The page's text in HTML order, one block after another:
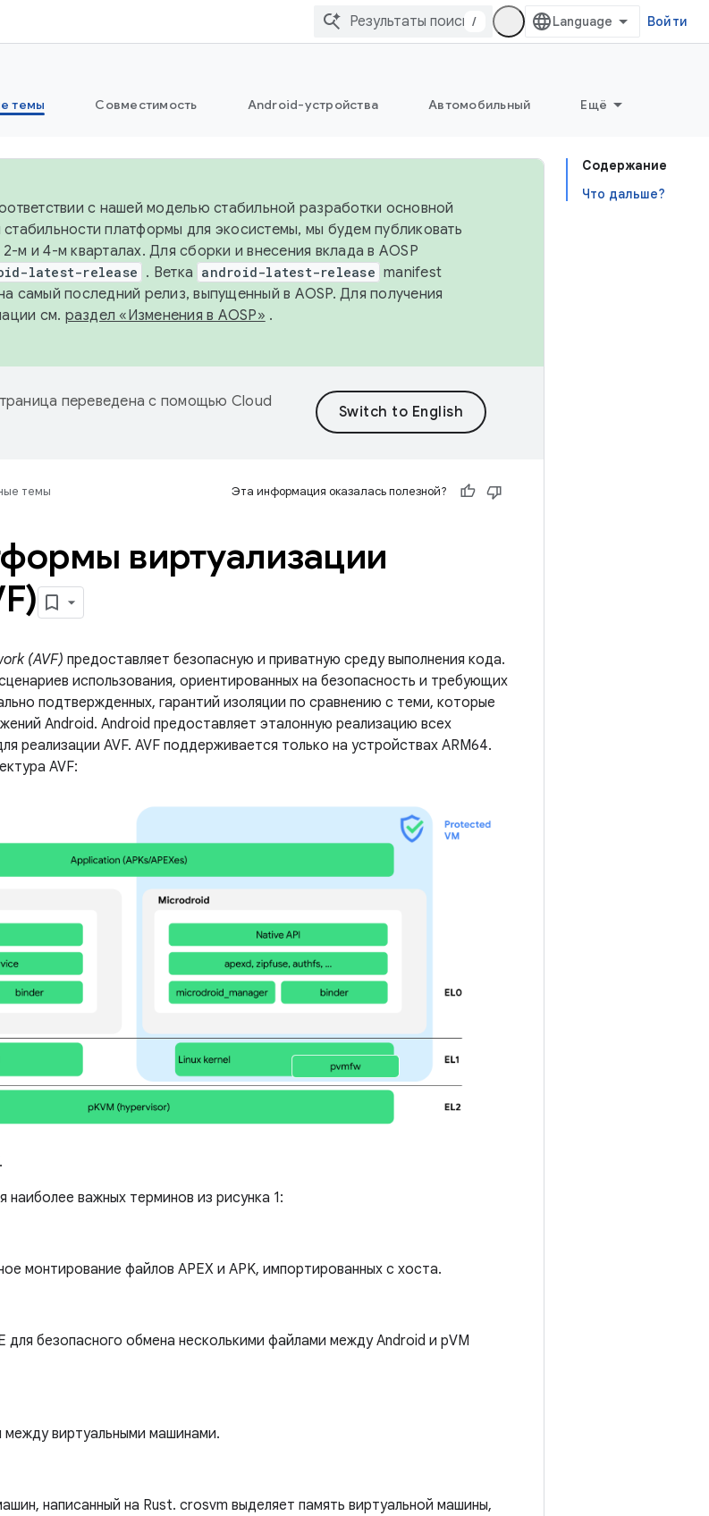
/ Войти
темы Совместимость Android-устройства Автомобильный Ещё
Содержание
Что дальше?
с нашей моделью стабильной разработки основной
стабильности платформы для экосистемы, мы будем публиковать
м и 4-м кварталах. Для сборки и внесения вклада в AOSP
latest-release . Ветка android-latest-release manifest
самый последний релиз, выпущенный в AOSP. Для получения
см. раздел «Изменения в AOSP» .
переведена с помощью Cloud
темы Эта информация оказалась полезной?
виртуализации
(AVF) предоставляет безопасную и приватную среду выполнения кода.
использования, ориентированных на безопасность и требующих
подтвержденных, гарантий изоляции по сравнению с теми, которые
Android. Android предоставляет эталонную реализацию всех
реализации AVF. AVF поддерживается только на устройствах ARM64.
AVF:
важных терминов из рисунка 1:
монтирование файлов APEX и APK, импортированных с хоста.
для безопасного обмена несколькими файлами между Android и pVM
виртуальными машинами.
написанный на Rust. crosvm выделяет память виртуальной машины,